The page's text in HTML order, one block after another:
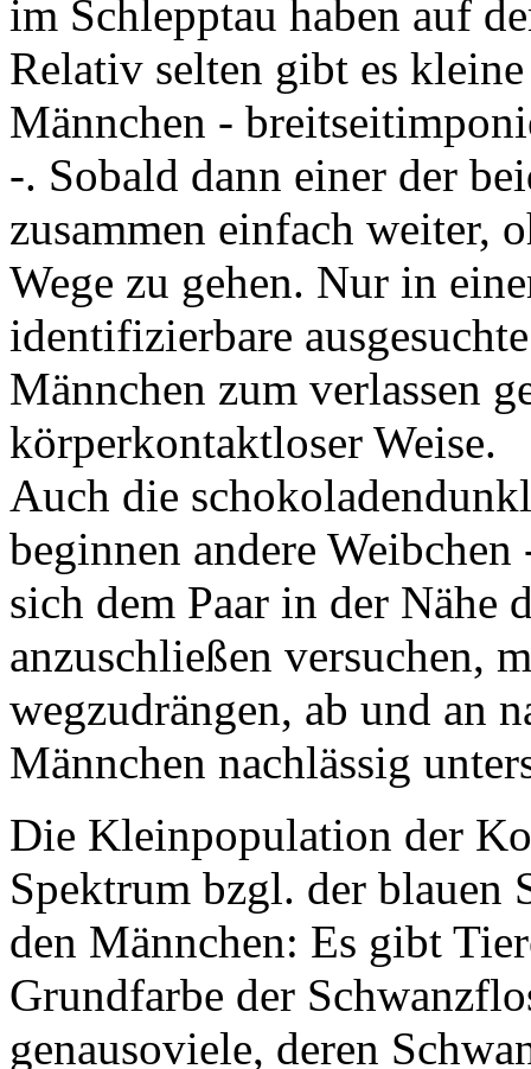
im Schlepptau haben auf
Relativ selten gibt es
Männchen -
-. Sobald dann einer der
zusammen einfach weiter,
Wege zu gehen. Nur in
identifizierbare
Männchen zum verlassen
körperkontaktloser Weise.
Auch die
beginnen andere
sich dem Paar in der Nähe
anzuschließen versuchen,
wegzudrängen, ab und an
Männchen nachlässig
Die Kleinpopulation der
Spektrum bzgl. der blauen
den Männchen: Es gibt
Grundfarbe der
genausoviele, deren